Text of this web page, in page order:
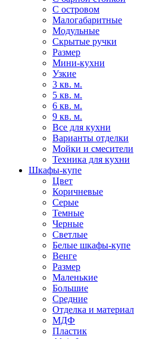
С островом
Малогабаритные
Модульные
Скрытые ручки
Размер
Мини-кухни
Узкие
3 кв. м.
5 кв. м.
6 кв. м.
9 кв. м.
Все для кухни
Варианты отделки
Мойки и смесители
Техника для кухни
Шкафы-купе
Цвет
Коричневые
Серые
Темные
Черные
Светлые
Белые шкафы-купе
Венге
Размер
Маленькие
Большие
Средние
Отделка и материал
МДФ
Пластик